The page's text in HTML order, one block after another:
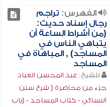
الفهرس: تراجم
رجال إسناد حديث:
(من أشراط الساعة أن
يتباهي الناس في
المساجد) , المباهاة في
المساجد
للشيخ: عبد المحسن العباد
جزء من محاضرة ( شرح سنن
النسائي - كتاب المساجد - (باب